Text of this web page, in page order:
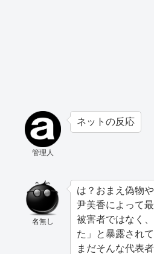
管理人
ネットの反応
名無し
は？おまえ偽物
尹美香によって
被害者ではなく
た」と暴露され
まだそんな代表